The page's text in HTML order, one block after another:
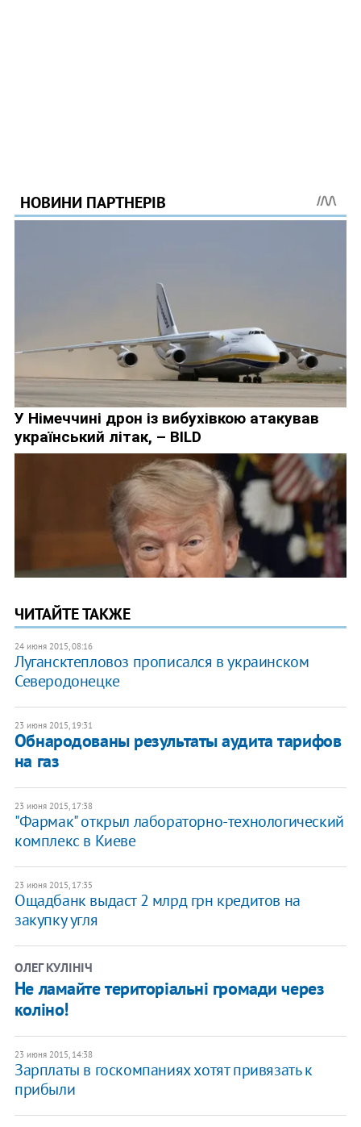
ЧИТАЙТЕ ТАКЖЕ
24 июня 2015, 08:16
Лугансктепловоз прописался в украинском
Северодонецке
23 июня 2015, 19:31
Обнародованы результаты аудита тарифов
на газ
23 июня 2015, 17:38
"Фармак" открыл лабораторно-технологический
комплекс в Киеве
23 июня 2015, 17:35
Ощадбанк выдаст 2 млрд грн кредитов на
закупку угля
ОЛЕГ КУЛІНІЧ
Не ламайте територіальні громади через
коліно!
23 июня 2015, 14:38
Зарплаты в госкомпаниях хотят привязать к
прибыли